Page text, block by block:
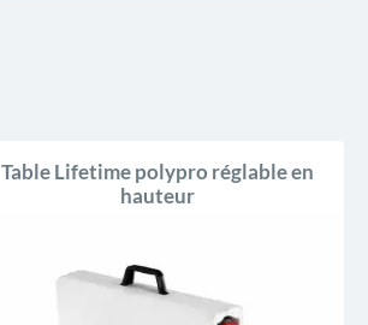
Table Lifetime polypro réglable en
hauteur